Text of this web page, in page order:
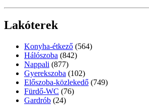
Lakóterek
Konyha-étkező (564)
Hálószoba (842)
Nappali (877)
Gyerekszoba (102)
Előszoba-közlekedő (749)
Fürdő-WC (76)
Gardrób (24)